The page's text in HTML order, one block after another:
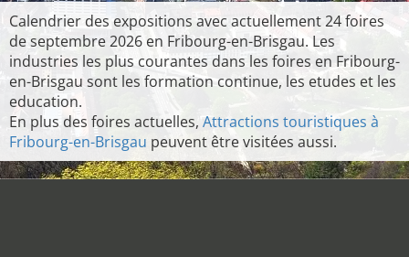
Calendrier des expositions avec actuellement 24 foires
de septembre 2026 en Fribourg-en-Brisgau. Les
industries les plus courantes dans les foires en Fribourg-
en-Brisgau sont les formation continue, les etudes et les
education.
En plus des foires actuelles, Attractions touristiques à
Fribourg-en-Brisgau peuvent être visitées aussi.